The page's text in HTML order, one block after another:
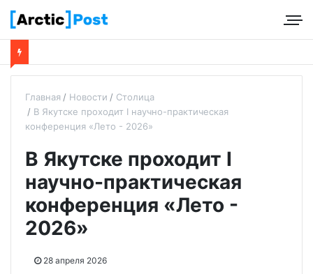
Главная Новости
Столица
В Якутске проходит I научно-практическая
конференция «Лето - 2026»
В Якутске проходит I
научно-практическая
конференция «Лето -
2026»
28 апреля 2026